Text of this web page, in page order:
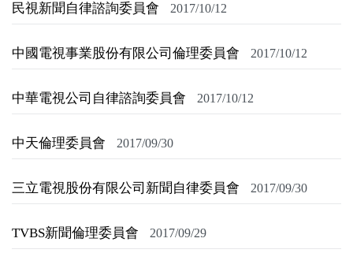
民視新聞自律諮詢委員會 2017/10/12
中國電視事業股份有限公司倫理委員會 2017/10/12
中華電視公司自律諮詢委員會 2017/10/12
中天倫理委員會 2017/09/30
三立電視股份有限公司新聞自律委員會 2017/09/30
TVBS新聞倫理委員會 2017/09/29